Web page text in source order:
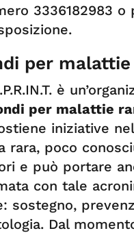
3336182983
per
è
per malattie
iniziative
rara, poco
e può portare
con tale
sostegno,
Dal